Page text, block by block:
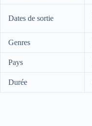
Dates de sortie
Genres
Pays
Durée